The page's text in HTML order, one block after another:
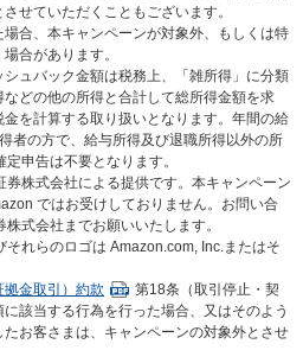
せていただくこともございます。
合、本キャンペーンが対象外、もしくは特
合があります。
ュバック金額は税務上、「雑所得」に分類
どの他の所得と合計して総所得金額を求
を計算する取り扱いとなります。年間の給
者の方で、給与所得及び退職所得以外の所
申告は不要となります。
株式会社による提供です。本キャンペーン
ではお受けしておりません。お問い合
式会社までお願いいたします。
れらのロゴは Amazon.com, Inc.またはそ
金取引）約款
第18条（取引停止・契
該当する行為を行った場合、又はそのよう
お客さまは、キャンペーンの対象外とさせ